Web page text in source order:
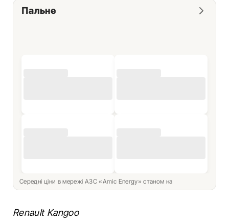
Пальне
Середні ціни в мережі АЗС «Amic Energy» станом на
Renault Kangoo